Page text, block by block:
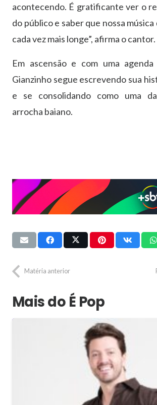
acontecendo. É gratificante ver o
do público e saber que nossa
cada vez mais longe”, afirma o cantor.
Em ascensão e com uma agenda
Gianzinho segue escrevendo sua
e se consolidando como uma
arrocha baiano.
Matéria anterior
Mais do É Pop